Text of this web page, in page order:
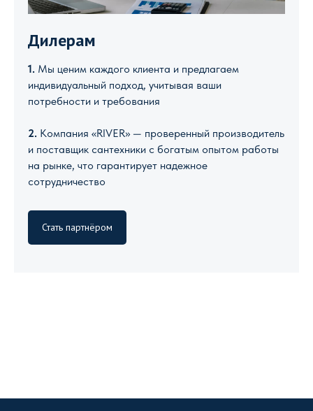
Дилерам
1. Мы ценим каждого клиента и предлагаем
индивидуальный подход, учитывая ваши
потребности и требования
2. Компания «RIVER» — проверенный производитель
и поставщик сантехники с богатым опытом работы
на рынке, что гарантирует надежное
сотрудничество
Стать партнёром